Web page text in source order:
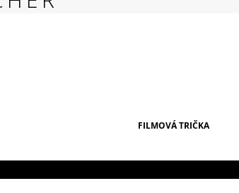
FILMOVÁ TRIČKA